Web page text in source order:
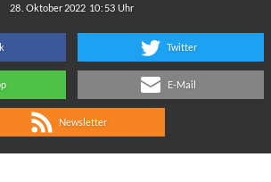
:
Twitter
E-Mail
Newsletter